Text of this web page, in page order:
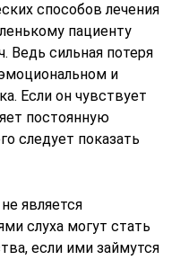
способов лечения
пациенту
Ведь сильная потеря
и
Если он чувствует
постоянную
следует показать
является
слуха могут стать
если ими займутся